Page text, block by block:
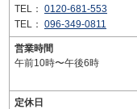
TEL： 0120-681-553
TEL： 096-349-0811
営業時間
午前10時〜午後6時
定休日